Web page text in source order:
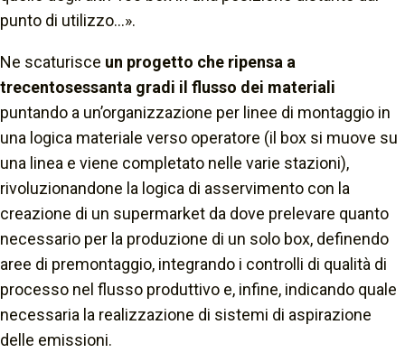
punto di utilizzo…».
Ne scaturisce un progetto che ripensa a
trecentosessanta gradi il flusso dei materiali
puntando a un’organizzazione per linee di montaggio in
una logica materiale verso operatore (il box si muove su
una linea e viene completato nelle varie stazioni),
rivoluzionandone la logica di asservimento con la
creazione di un supermarket da dove prelevare quanto
necessario per la produzione di un solo box, definendo
aree di premontaggio, integrando i controlli di qualità di
processo nel flusso produttivo e, infine, indicando quale
necessaria la realizzazione di sistemi di aspirazione
delle emissioni.